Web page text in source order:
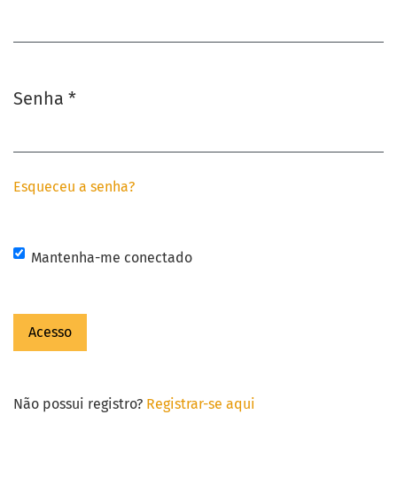
Senha *
Esqueceu a senha?
Mantenha-me conectado
Acesso
Não possui registro? Registrar-se aqui